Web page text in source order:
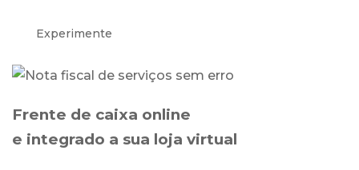
Experimente
Frente de caixa online
e integrado a sua loja virtual